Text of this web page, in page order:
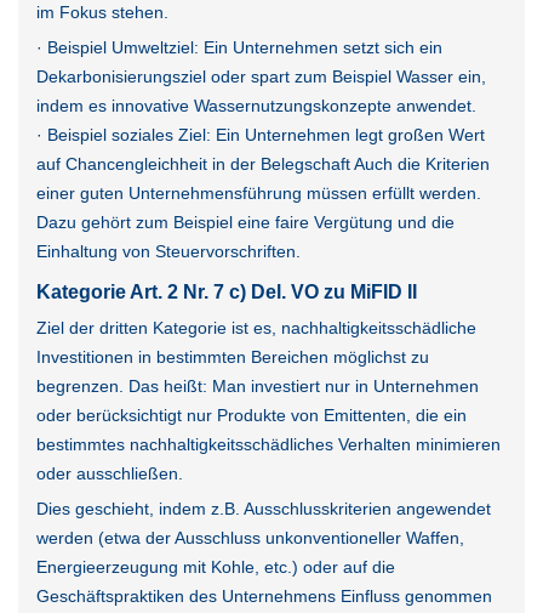
im Fokus stehen.
· Beispiel Umweltziel: Ein Unternehmen setzt sich ein
Dekarbonisierungsziel oder spart zum Beispiel Wasser ein,
indem es innovative Wassernutzungskonzepte anwendet.
· Beispiel soziales Ziel: Ein Unternehmen legt großen Wert
auf Chancengleichheit in der Belegschaft Auch die Kriterien
einer guten Unternehmensführung müssen erfüllt werden.
Dazu gehört zum Beispiel eine faire Vergütung und die
Einhaltung von Steuervorschriften.
Kategorie Art. 2 Nr. 7 c) Del. VO zu MiFID II
Ziel der dritten Kategorie ist es, nachhaltigkeitsschädliche
Investitionen in bestimmten Bereichen möglichst zu
begrenzen. Das heißt: Man investiert nur in Unternehmen
oder berücksichtigt nur Produkte von Emittenten, die ein
bestimmtes nachhaltigkeitsschädliches Verhalten minimieren
oder ausschließen.
Dies geschieht, indem z.B. Ausschlusskriterien angewendet
werden (etwa der Ausschluss unkonventioneller Waffen,
Energieerzeugung mit Kohle, etc.) oder auf die
Geschäftspraktiken des Unternehmens Einfluss genommen